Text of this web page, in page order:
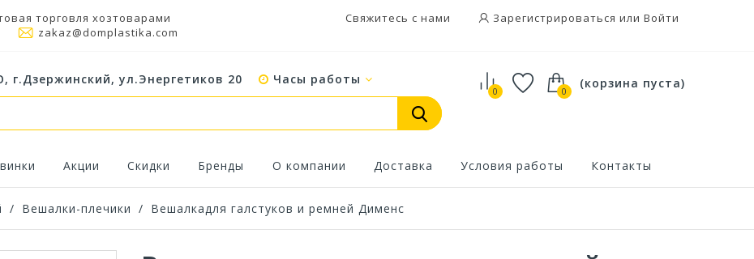
Свяжитесь с нами Зарегистрироваться или Войти
торговля хозтоварами
zakaz@domplastika.com
0
(корзина пуста)
0
г.Дзержинский, ул.Энергетиков 20 Часы работы
Акции Скидки Бренды О компании Доставка Условия работы Контакты
/ Вешалки-плечики / Вешалкадля галстуков и ремней Дименс